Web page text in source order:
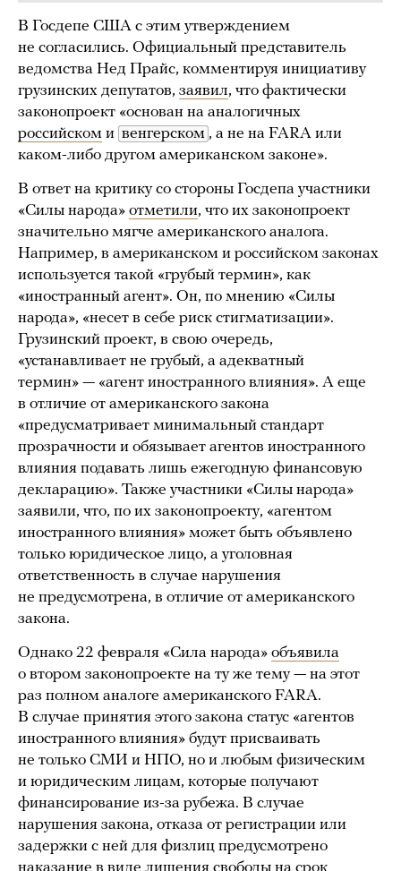
В Госдепе США с этим утверждением
не согласились. Официальный представитель
ведомства Нед Прайс, комментируя инициативу
грузинских депутатов, заявил, что фактически
законопроект «основан на аналогичных
российском и венгерском , а не на FARA или
каком-либо другом американском законе».
В ответ на критику со стороны Госдепа участники
«Силы народа» отметили, что их законопроект
значительно мягче американского аналога.
Например, в американском и российском законах
используется такой «грубый термин», как
«иностранный агент». Он, по мнению «Силы
народа», «несет в себе риск стигматизации».
Грузинский проект, в свою очередь,
«устанавливает не грубый, а адекватный
термин» — «агент иностранного влияния». А еще
в отличие от американского закона
«предусматривает минимальный стандарт
прозрачности и обязывает агентов иностранного
влияния подавать лишь ежегодную финансовую
декларацию». Также участники «Силы народа»
заявили, что, по их законопроекту, «агентом
иностранного влияния» может быть объявлено
только юридическое лицо, а уголовная
ответственность в случае нарушения
не предусмотрена, в отличие от американского
закона.
Однако 22 февраля «Сила народа» объявила
о втором законопроекте на ту же тему — на этот
раз полном аналоге американского FARA.
В случае принятия этого закона статус «агентов
иностранного влияния» будут присваивать
не только СМИ и НПО, но и любым физическим
и юридическим лицам, которые получают
финансирование из-за рубежа. В случае
нарушения закона, отказа от регистрации или
задержки с ней для физлиц предусмотрено